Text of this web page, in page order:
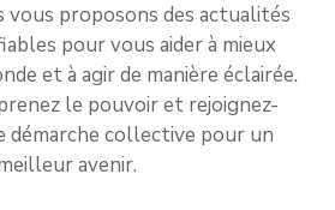
vous proposons des actualités
pour vous aider à mieux
et à agir de manière éclairée.
le pouvoir et rejoignez-
démarche collective pour un
avenir.